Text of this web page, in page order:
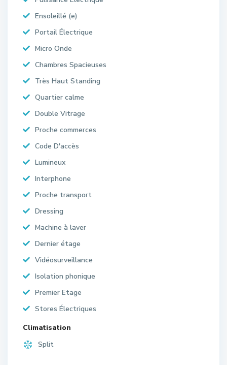
Ensoleillé (e)
Portail Électrique
Micro Onde
Chambres Spacieuses
Très Haut Standing
Quartier calme
Double Vitrage
Proche commerces
Code D'accès
Lumineux
Interphone
Proche transport
Dressing
Machine à laver
Dernier étage
Vidéosurveillance
Isolation phonique
Premier Etage
Stores Électriques
Climatisation
Split